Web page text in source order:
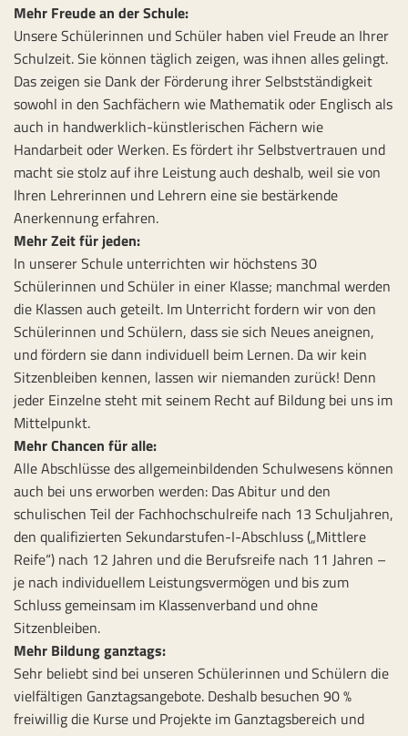
Mehr Freude an der Schule:
Unsere Schülerinnen und Schüler haben viel Freude an Ihrer
Schulzeit. Sie können täglich zeigen, was ihnen alles gelingt.
Das zeigen sie Dank der Förderung ihrer Selbstständigkeit
sowohl in den Sachfächern wie Mathematik oder Englisch als
auch in handwerklich-künstlerischen Fächern wie
Handarbeit oder Werken. Es fördert ihr Selbstvertrauen und
macht sie stolz auf ihre Leistung auch deshalb, weil sie von
Ihren Lehrerinnen und Lehrern eine sie bestärkende
Anerkennung erfahren.
Mehr Zeit für jeden:
In unserer Schule unterrichten wir höchstens 30
Schülerinnen und Schüler in einer Klasse; manchmal werden
die Klassen auch geteilt. Im Unterricht fordern wir von den
Schülerinnen und Schülern, dass sie sich Neues aneignen,
und fördern sie dann individuell beim Lernen. Da wir kein
Sitzenbleiben kennen, lassen wir niemanden zurück! Denn
jeder Einzelne steht mit seinem Recht auf Bildung bei uns im
Mittelpunkt.
Mehr Chancen für alle:
Alle Abschlüsse des allgemeinbildenden Schulwesens können
auch bei uns erworben werden: Das Abitur und den
schulischen Teil der Fachhochschulreife nach 13 Schuljahren,
den qualifizierten Sekundarstufen-I-Abschluss („Mittlere
Reife“) nach 12 Jahren und die Berufsreife nach 11 Jahren –
je nach individuellem Leistungsvermögen und bis zum
Schluss gemeinsam im Klassenverband und ohne
Sitzenbleiben.
Mehr Bildung ganztags:
Sehr beliebt sind bei unseren Schülerinnen und Schülern die
vielfältigen Ganztagsangebote. Deshalb besuchen 90 %
freiwillig die Kurse und Projekte im Ganztagsbereich und